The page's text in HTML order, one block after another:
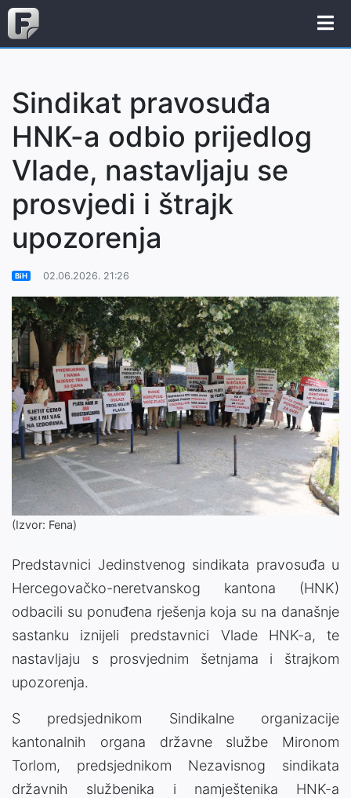
Sindikat pravosuđa
HNK-a odbio prijedlog
Vlade, nastavljaju se
prosvjedi i štrajk
upozorenja
BiH 02.06.2026. 21:26
(Izvor: Fena)
Predstavnici Jedinstvenog sindikata pravosuđa u
Hercegovačko-neretvanskog kantona (HNK)
odbacili su ponuđena rješenja koja su na današnje
sastanku iznijeli predstavnici Vlade HNK-a, te
nastavljaju s prosvjednim šetnjama i štrajkom
upozorenja.
S predsjednikom Sindikalne organizacije
kantonalnih organa državne službe Mironom
Torlom, predsjednikom Nezavisnog sindikata
državnih službenika i namještenika HNK-a